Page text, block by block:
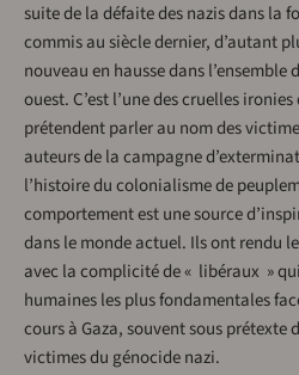
suite de la défaite des nazis dans la
commis au siècle dernier, d’autant
nouveau en hausse dans l’ensemble
ouest. C’est l’une des cruelles
prétendent parler au nom des
auteurs de la campagne
l’histoire du colonialisme de
comportement est une source
dans le monde actuel. Ils ont rendu
avec la complicité de « libéraux »
humaines les plus fondamentales
cours à Gaza, souvent sous prétexte
victimes du génocide nazi.